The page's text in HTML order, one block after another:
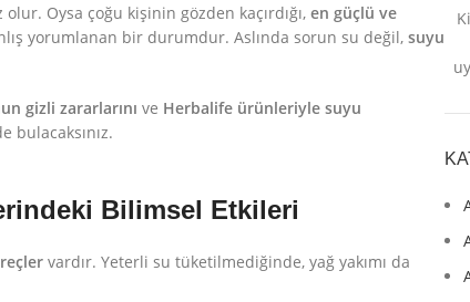
Oysa çoğu kişinin gözden kaçırdığı, en güçlü ve
yorumlanan bir durumdur. Aslında sorun su değil, suyu
gizli zararlarını ve Herbalife ürünleriyle suyu
bulacaksınız.
Bilimsel Etkileri
vardır. Yeterli su tüketilmediğinde, yağ yakımı da